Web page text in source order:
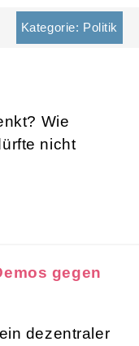
Kategorie: Politik
Wie
nicht
gegen
dezentraler